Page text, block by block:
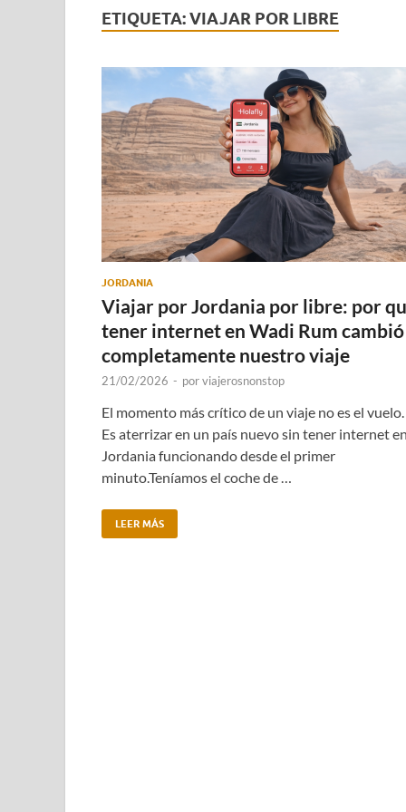
ETIQUETA:VIAJAR POR LIBRE
JORDANIA
Viajar por Jordania por libre: por
tener internet en Wadi Rum cambió
completamente nuestro viaje
21/02/2026 - porviajerosnonstop
El momento más crítico de un viaje no es el vuelo.
Es aterrizar en un país nuevo sin tener internet
Jordania funcionando desde el primer
minuto.Teníamos el coche de …
LEER MÁS